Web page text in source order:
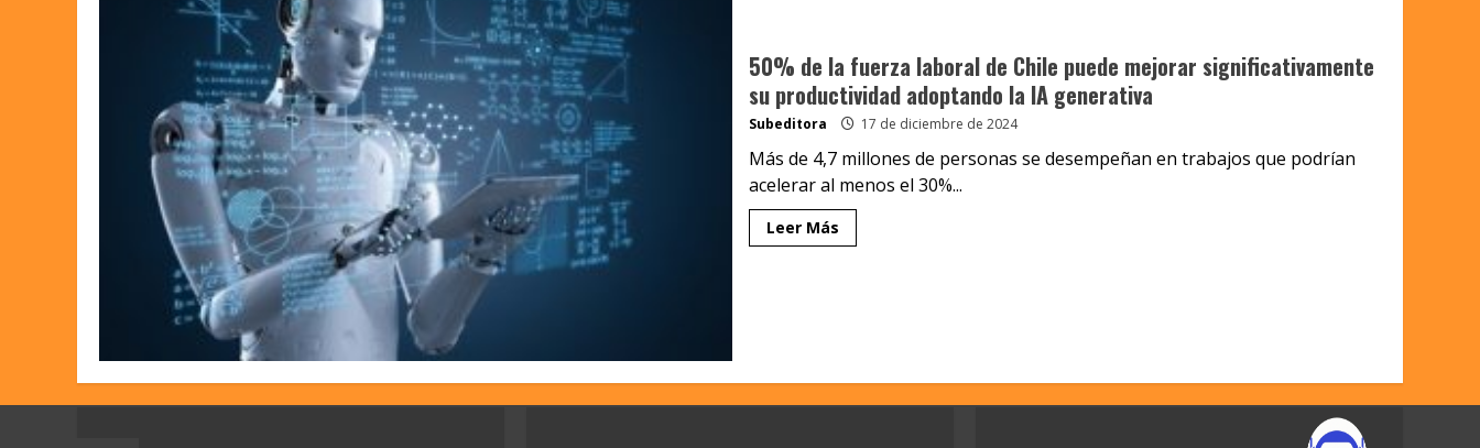
50% de la fuerza laboral de Chile puede mejorar significativamente
su productividad adoptando la IA generativa
Subeditora 17 de diciembre de 2024
Más de 4,7 millones de personas se desempeñan en trabajos que podrían
acelerar al menos el 30%...
Leer Más